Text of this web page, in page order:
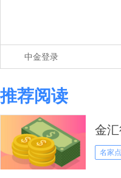
中金登录
推荐阅读
金
名家